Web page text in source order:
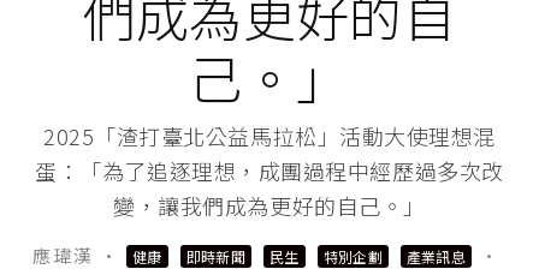
己。」
2025「渣打臺北公益馬拉松」活動大使理想混
蛋：「為了追逐理想，成團過程中經歷過多次改
變，讓我們成為更好的自己。」
應 瑋漢 · 健康 即時新聞 民生 特別企劃 產業訊息
·